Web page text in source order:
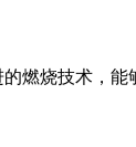
燃烧技术，